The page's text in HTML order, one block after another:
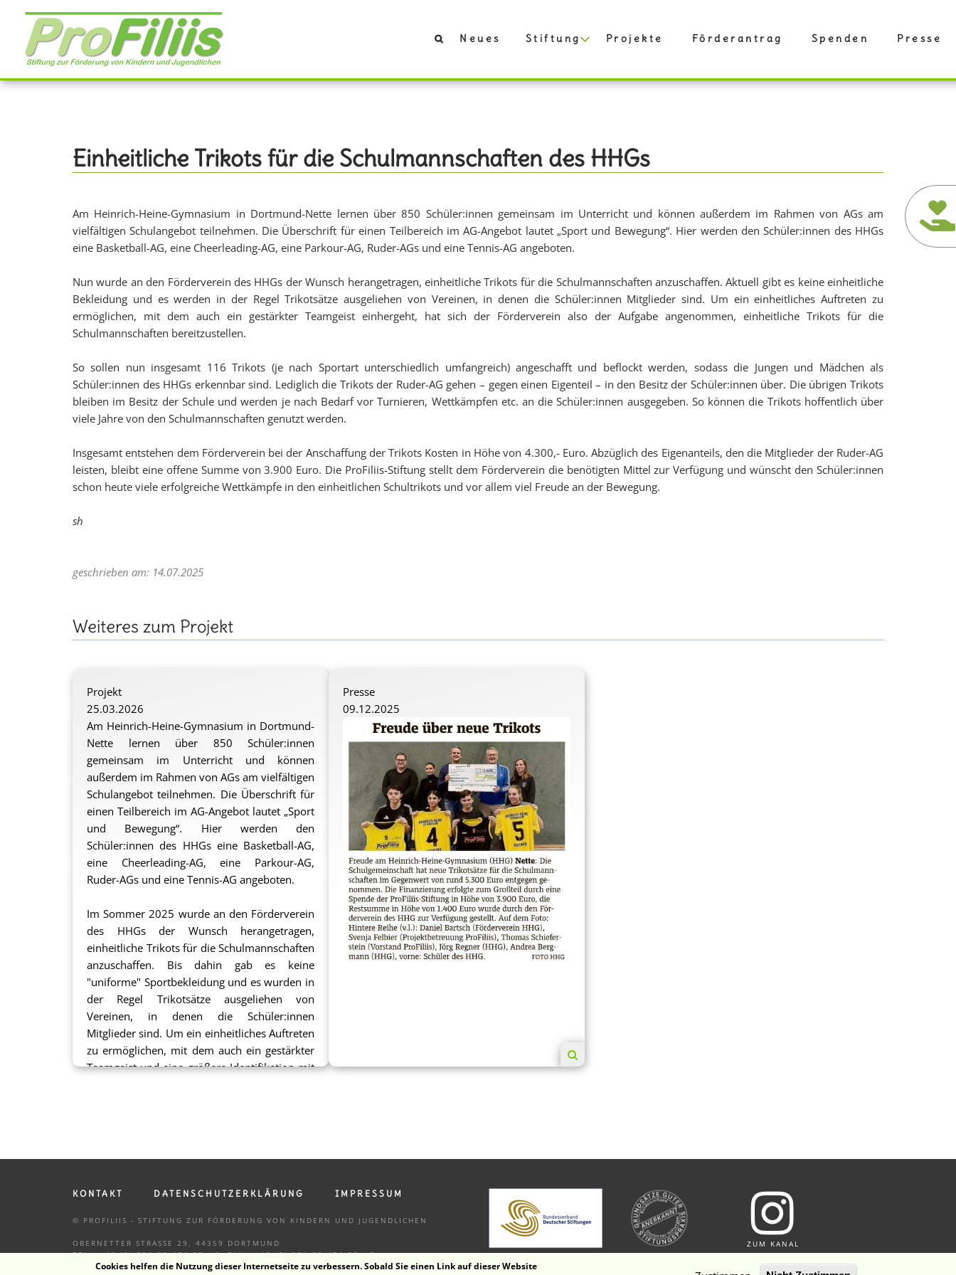
Direkt
Inhalt
Neues Stiftung Projekte Förderantrag Spenden Presse
Einheitliche Trikots für die Schulmannschaften des HHGs
Am Heinrich-Heine-Gymnasium in Dortmund-Nette lernen über 850 Schüler:innen gemeinsam im Unterricht und können außerdem im Rahmen von AGs am
vielfältigen Schulangebot teilnehmen. Die Überschrift für einen Teilbereich im AG-Angebot lautet „Sport und Bewegung“. Hier werden den Schüler:innen des HHGs
eine Basketball-AG, eine Cheerleading-AG, eine Parkour-AG, Ruder-AGs und eine Tennis-AG angeboten.
Nun wurde an den Förderverein des HHGs der Wunsch herangetragen, einheitliche Trikots für die Schulmannschaften anzuschaffen. Aktuell gibt es keine einheitliche
Bekleidung und es werden in der Regel Trikotsätze ausgeliehen von Vereinen, in denen die Schüler:innen Mitglieder sind. Um ein einheitliches Auftreten zu
ermöglichen, mit dem auch ein gestärkter Teamgeist einhergeht, hat sich der Förderverein also der Aufgabe angenommen, einheitliche Trikots für die
Schulmannschaften bereitzustellen.
So sollen nun insgesamt 116 Trikots (je nach Sportart unterschiedlich umfangreich) angeschafft und beflockt werden, sodass die Jungen und Mädchen als
Schüler:innen des HHGs erkennbar sind. Lediglich die Trikots der Ruder-AG gehen – gegen einen Eigenteil – in den Besitz der Schüler:innen über. Die übrigen Trikots
bleiben im Besitz der Schule und werden je nach Bedarf vor Turnieren, Wettkämpfen etc. an die Schüler:innen ausgegeben. So können die Trikots hoffentlich über
viele Jahre von den Schulmannschaften genutzt werden.
Insgesamt entstehen dem Förderverein bei der Anschaffung der Trikots Kosten in Höhe von 4.300,- Euro. Abzüglich des Eigenanteils, den die Mitglieder der Ruder-AG
leisten, bleibt eine offene Summe von 3.900 Euro. Die ProFiliis-Stiftung stellt dem Förderverein die benötigten Mittel zur Verfügung und wünscht den Schüler:innen
schon heute viele erfolgreiche Wettkämpfe in den einheitlichen Schultrikots und vor allem viel Freude an der Bewegung.
sh
geschrieben am: 14.07.2025
Weiteres zum Projekt
Projekt
25.03.2026
Am Heinrich-Heine-Gymnasium in Dortmund-
Nette lernen über 850 Schüler:innen
gemeinsam im Unterricht und können
außerdem im Rahmen von AGs am vielfältigen
Schulangebot teilnehmen. Die Überschrift für
einen Teilbereich im AG-Angebot lautet „Sport
und Bewegung“. Hier werden den
Schüler:innen des HHGs eine Basketball-AG,
eine Cheerleading-AG, eine Parkour-AG,
Ruder-AGs und eine Tennis-AG angeboten.
Im Sommer 2025 wurde an den Förderverein
des HHGs der Wunsch herangetragen,
einheitliche Trikots für die Schulmannschaften
anzuschaffen. Bis dahin gab es keine
"uniforme" Sportbekleidung und es wurden in
der Regel Trikotsätze ausgeliehen von
Vereinen, in denen die Schüler:innen
Mitglieder sind. Um ein einheitliches Auftreten
zu ermöglichen, mit dem auch ein gestärkter
Teamgeist und eine größere Identifikation mit
umfangreich) benötigt, die angeschafft und
Mädchen als Schüler:innen des HHGs
erkennbar sind. Lediglich die Trikots der
Ruder-AG gehen – gegen einen Eigenteil – in
den Besitz der Schüler:innen über. Die übrigen
Presse
09.12.2025
KONTAKT DATENSCHUTZERKLÄRUNG IMPRESSUM
© PROFILIIS - STIFTUNG ZUR FÖRDERUNG VON KINDERN UND JUGENDLICHEN
OBERNETTER STRASSE 29, 44359 DORTMUND
TEL.: +49 (0) 231 33 456 33 - 8, FAX.: +49 (0) 231 33 456 33 - 9
ZUM KANAL
Cookies helfen die Nutzung dieser Internetseite zu verbessern. Sobald Sie einen Link auf dieser Website